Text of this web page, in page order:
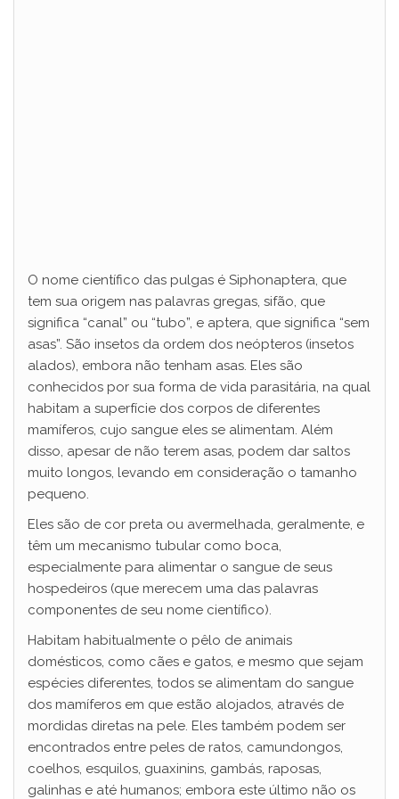
O nome científico das pulgas é Siphonaptera, que
tem sua origem nas palavras gregas, sifão, que
significa “canal” ou “tubo”, e aptera, que significa “sem
asas”. São insetos da ordem dos neópteros (insetos
alados), embora não tenham asas. Eles são
conhecidos por sua forma de vida parasitária, na qual
habitam a superfície dos corpos de diferentes
mamíferos, cujo sangue eles se alimentam. Além
disso, apesar de não terem asas, podem dar saltos
muito longos, levando em consideração o tamanho
pequeno.
Eles são de cor preta ou avermelhada, geralmente, e
têm um mecanismo tubular como boca,
especialmente para alimentar o sangue de seus
hospedeiros (que merecem uma das palavras
componentes de seu nome científico).
Habitam habitualmente o pêlo de animais
domésticos, como cães e gatos, e mesmo que sejam
espécies diferentes, todos se alimentam do sangue
dos mamíferos em que estão alojados, através de
mordidas diretas na pele. Eles também podem ser
encontrados entre peles de ratos, camundongos,
coelhos, esquilos, guaxinins, gambás, raposas,
galinhas e até humanos; embora este último não os